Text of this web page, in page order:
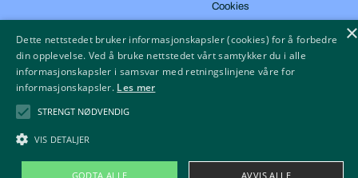
Cookies
Tilgjengelighetserklæring ×
Dette nettstedet bruker informasjonskapsler (cookies) for å forbedre
din opplevelse. Ved å bruke nettstedet vårt samtykker du i alle
informasjonskapsler i samsvar med retningslinjene våre for
informasjonskapsler. Les mer
STRENGT NØDVENDIG
VIS DETALJER
GODTA ALLE AVVIS ALLE